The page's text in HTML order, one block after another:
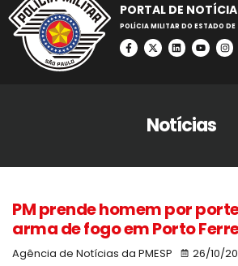
PORTAL DE
POLÍCIA MILITAR DO ESTADO DE
Notícias
PM prende homem por
arma de fogo em Porto
Agência de Notícias da PMESP 26/10/